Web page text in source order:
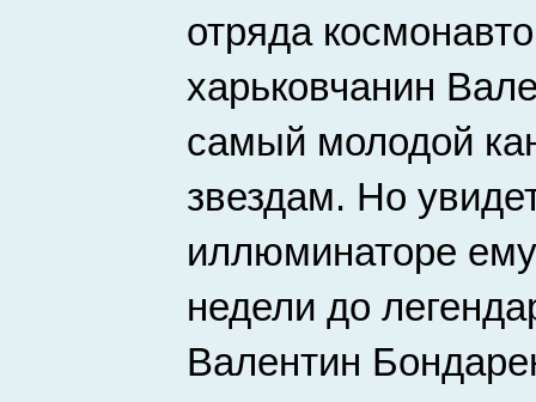
отряда
харьковчанин
самый молодой
звездам. Но
иллюминаторе
недели до
Валентин